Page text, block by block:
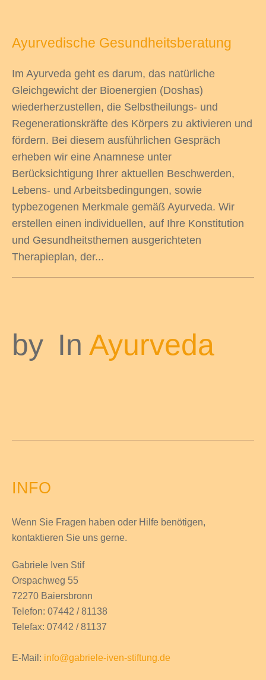
Ayurvedische Gesundheitsberatung
Im Ayurveda geht es darum, das natürliche
Gleichgewicht der Bioenergien (Doshas)
wiederherzustellen, die Selbstheilungs- und
Regenerationskräfte des Körpers zu aktivieren und
fördern. Bei diesem ausführlichen Gespräch
erheben wir eine Anamnese unter
Berücksichtigung Ihrer aktuellen Beschwerden,
Lebens- und Arbeitsbedingungen, sowie
typbezogenen Merkmale gemäß Ayurveda. Wir
erstellen einen individuellen, auf Ihre Konstitution
und Gesundheitsthemen ausgerichteten
Therapieplan, der...
by In Ayurveda
INFO
Wenn Sie Fragen haben oder Hilfe benötigen,
kontaktieren Sie uns gerne.
Gabriele Iven Stif
Orspachweg 55
72270 Baiersbronn
Telefon: 07442 / 81138
Telefax: 07442 / 81137
E-Mail: info@gabriele-iven-stiftung.de